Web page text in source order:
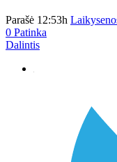
Parašė 12:53h
0 Patinka
Dalintis